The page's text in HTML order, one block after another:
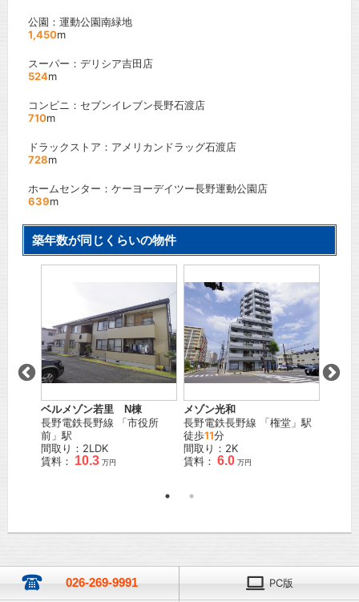
公園：運動公園南緑地
1,450m
スーパー：デリシア吉田店
524m
コンビニ：セブンイレブン長野石渡店
710m
ドラックストア：アメリカンドラッグ石渡店
728m
ホームセンター：ケーヨーデイツー長野運動公園店
639m
築年数が同じくらいの物件
ベルメゾン若里 N棟
長野電鉄長野線 「市役所
前 」駅
間取り：2LDK
賃料： 10.3 万円
メゾン光和
長野電鉄長野線 「権堂 」駅
徒歩11分
間取り：2K
賃料： 6.0 万円
026-269-9991 PC版